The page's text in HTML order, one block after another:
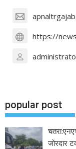
https://
popular post
जोरदार